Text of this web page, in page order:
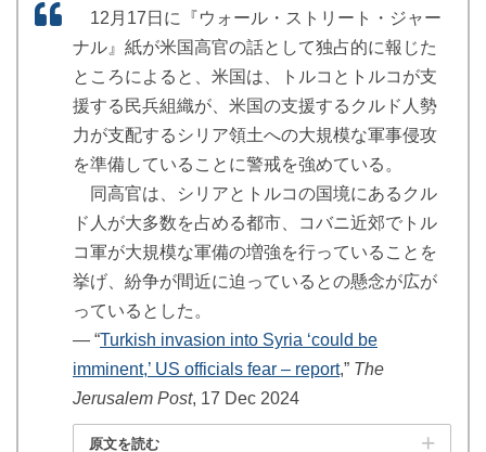
12月17日に『ウォール・ストリート・ジャー
ナル』紙が米国高官の話として独占的に報じた
ところによると、米国は、トルコとトルコが支
援する民兵組織が、米国の支援するクルド人勢
力が支配するシリア領土への大規模な軍事侵攻
を準備していることに警戒を強めている。
同高官は、シリアとトルコの国境にあるクル
ド人が大多数を占める都市、コバニ近郊でトル
コ軍が大規模な軍備の増強を行っていることを
挙げ、紛争が間近に迫っているとの懸念が広が
っているとした。
― “Turkish invasion into Syria ‘could be
imminent,’ US officials fear – report,” The
Jerusalem Post, 17 Dec 2024
原文を読む